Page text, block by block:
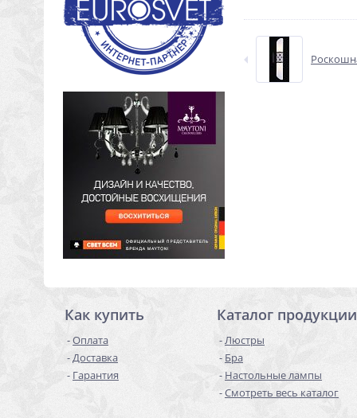
Как купить
Оплата
Доставка
Гарантия
Каталог продукции
Люстры
Бра
Настольные лампы
Смотреть весь каталог